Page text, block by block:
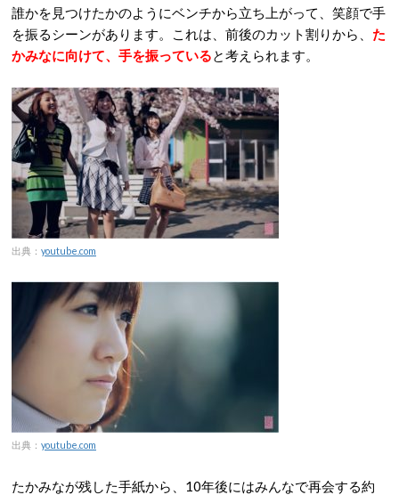
誰かを見つけたかのようにベンチから立ち上がって、笑顔で手
を振るシーンがあります。これは、前後のカット割りから、 た
かみなに向けて、手を振っていると考えられます。
出典： youtube.com
出典： youtube.com
たかみなが残した手紙から、10年後にはみんなで再会する約